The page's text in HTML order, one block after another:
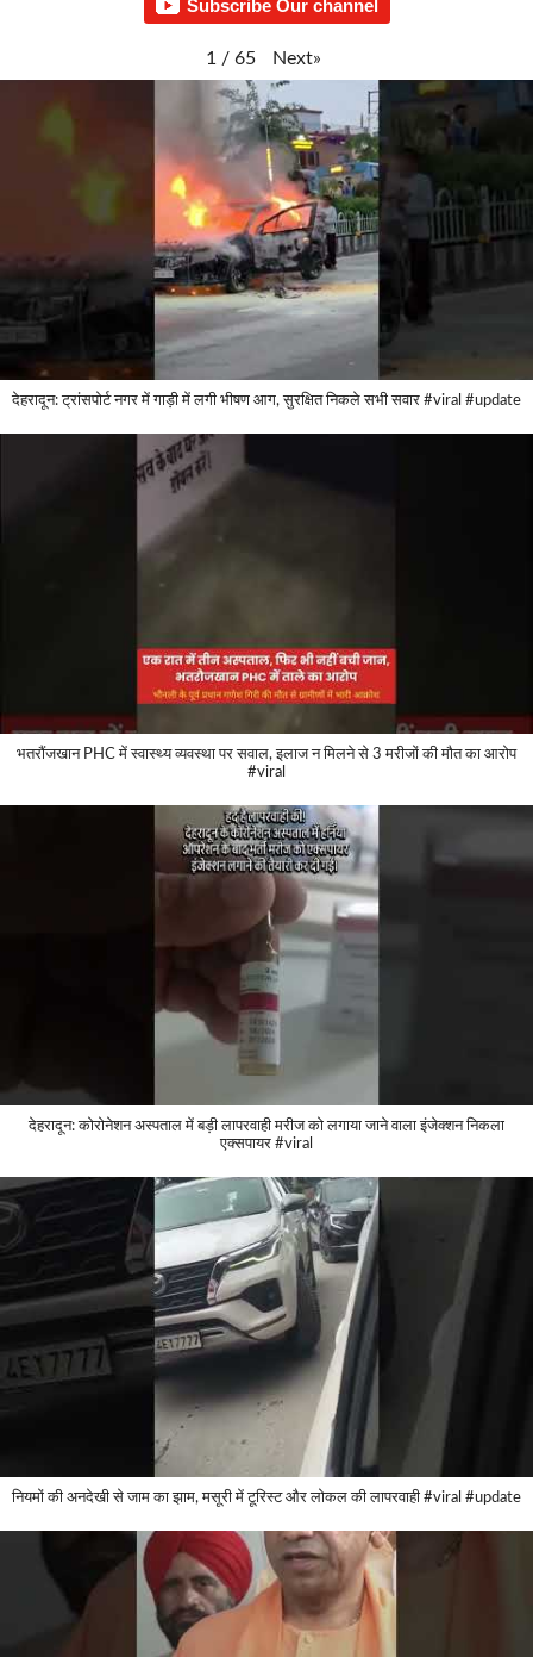
Subscribe Our channel
1 / 65 Next»
देहरादून: ट्रांसपोर्ट नगर में गाड़ी में लगी भीषण आग, सुरक्षित निकले सभी सवार #viral #update
भतरौंजखान PHC में स्वास्थ्य व्यवस्था पर सवाल, इलाज न मिलने से 3 मरीजों की मौत का आरोप
#viral
देहरादून: कोरोनेशन अस्पताल में बड़ी लापरवाही मरीज को लगाया जाने वाला इंजेक्शन निकला
एक्सपायर #viral
नियमों की अनदेखी से जाम का झाम, मसूरी में टूरिस्ट और लोकल की लापरवाही #viral #update